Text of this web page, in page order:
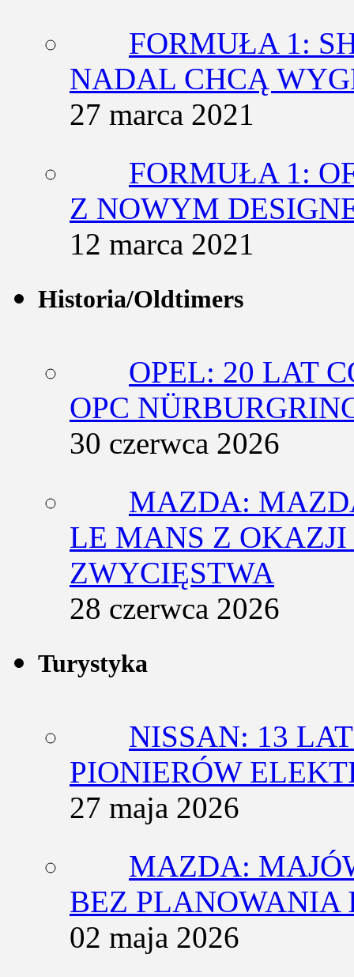
FORMUŁA 1:
NADAL CHCĄ
27 marca 2021
FORMUŁA 1:
Z NOWYM
12 marca 2021
Historia/Oldtimers
OPEL: 20 LAT
OPC
30 czerwca 2026
MAZDA:
LE MANS Z
ZWYCIĘSTWA
28 czerwca 2026
Turystyka
NISSAN: 13
PIONIERÓW
27 maja 2026
MAZDA:
BEZ PLANOWANIA
02 maja 2026